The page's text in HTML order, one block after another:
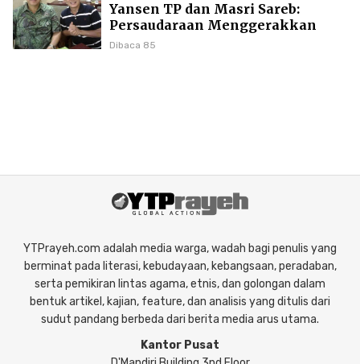
Yansen TP dan Masri Sareb:
Persaudaraan Menggerakkan
Literasi Borneo
Dibaca 85
YTPrayeh.com adalah media warga, wadah bagi penulis yang
berminat pada literasi, kebudayaan, kebangsaan, peradaban,
serta pemikiran lintas agama, etnis, dan golongan dalam
bentuk artikel, kajian, feature, dan analisis yang ditulis dari
sudut pandang berbeda dari berita media arus utama.
Kantor Pusat